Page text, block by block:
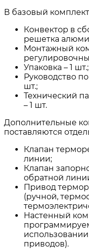
В базовый
Конвектор в
решетка
Монтажный
Упаковка – 1 шт.;
Руководство
шт.;
Технический
– 1 шт.
Дополнительные
поставляются
Клапан
линии;
Клапан
обратной
Привод
(ручной,
Настенный
приводов).